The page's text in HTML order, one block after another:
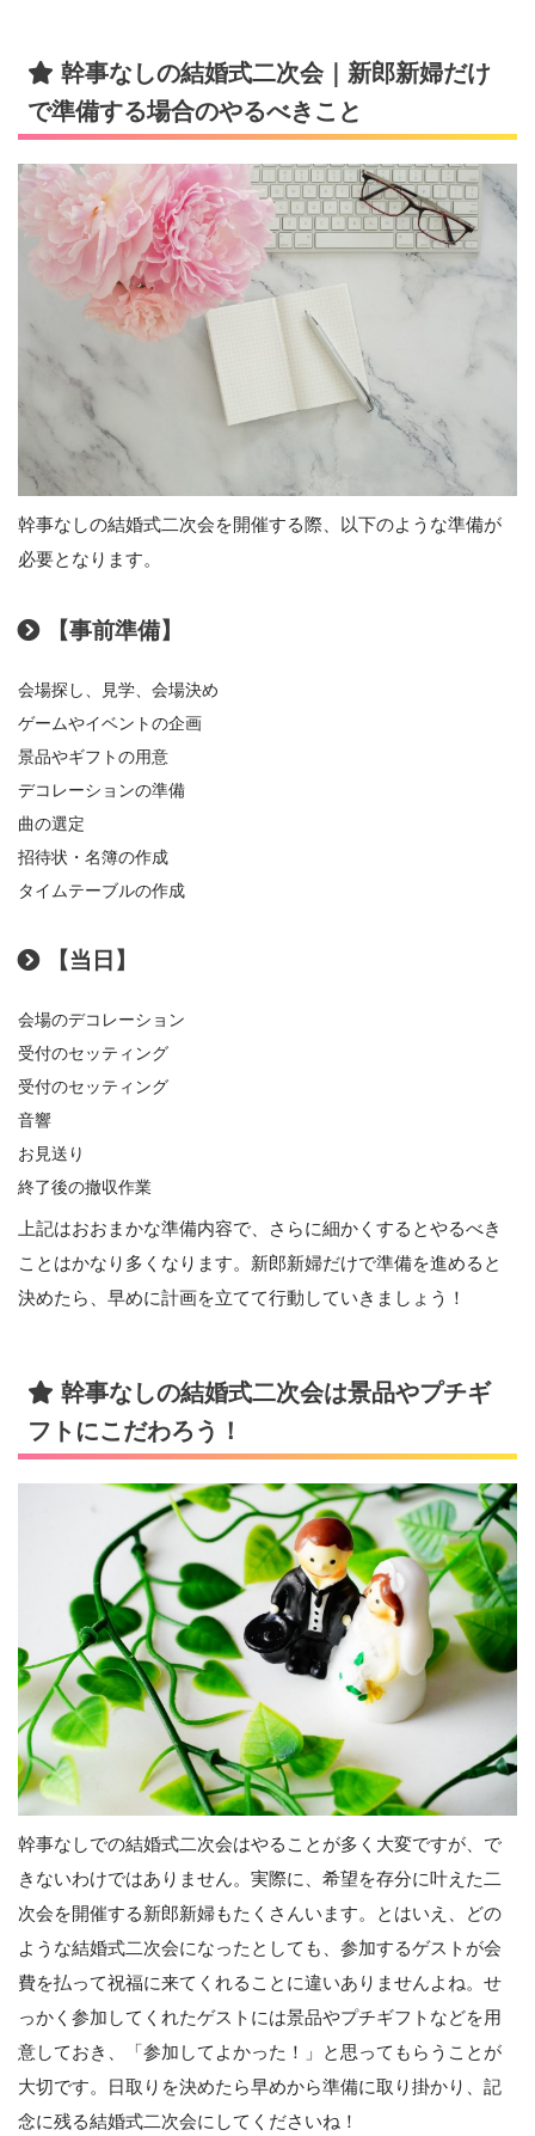
幹事なしの結婚式二次会｜新郎新婦だけ
で準備する場合のやるべきこと
幹事なしの結婚式二次会を開催する際、以下のような準備が
必要となります。
【事前準備】
会場探し、見学、会場決め
ゲームやイベントの企画
景品やギフトの用意
デコレーションの準備
曲の選定
招待状・名簿の作成
タイムテーブルの作成
【当日】
会場のデコレーション
受付のセッティング
受付のセッティング
音響
お見送り
終了後の撤収作業
上記はおおまかな準備内容で、さらに細かくするとやるべき
ことはかなり多くなります。新郎新婦だけで準備を進めると
決めたら、早めに計画を立てて行動していきましょう！
幹事なしの結婚式二次会は景品やプチギ
フトにこだわろう！
幹事なしでの結婚式二次会はやることが多く大変ですが、で
きないわけではありません。実際に、希望を存分に叶えた二
次会を開催する新郎新婦もたくさんいます。とはいえ、どの
ような結婚式二次会になったとしても、参加するゲストが会
費を払って祝福に来てくれることに違いありませんよね。せ
っかく参加してくれたゲストには景品やプチギフトなどを用
意しておき、「参加してよかった！」と思ってもらうことが
大切です。日取りを決めたら早めから準備に取り掛かり、記
念に残る結婚式二次会にしてくださいね！